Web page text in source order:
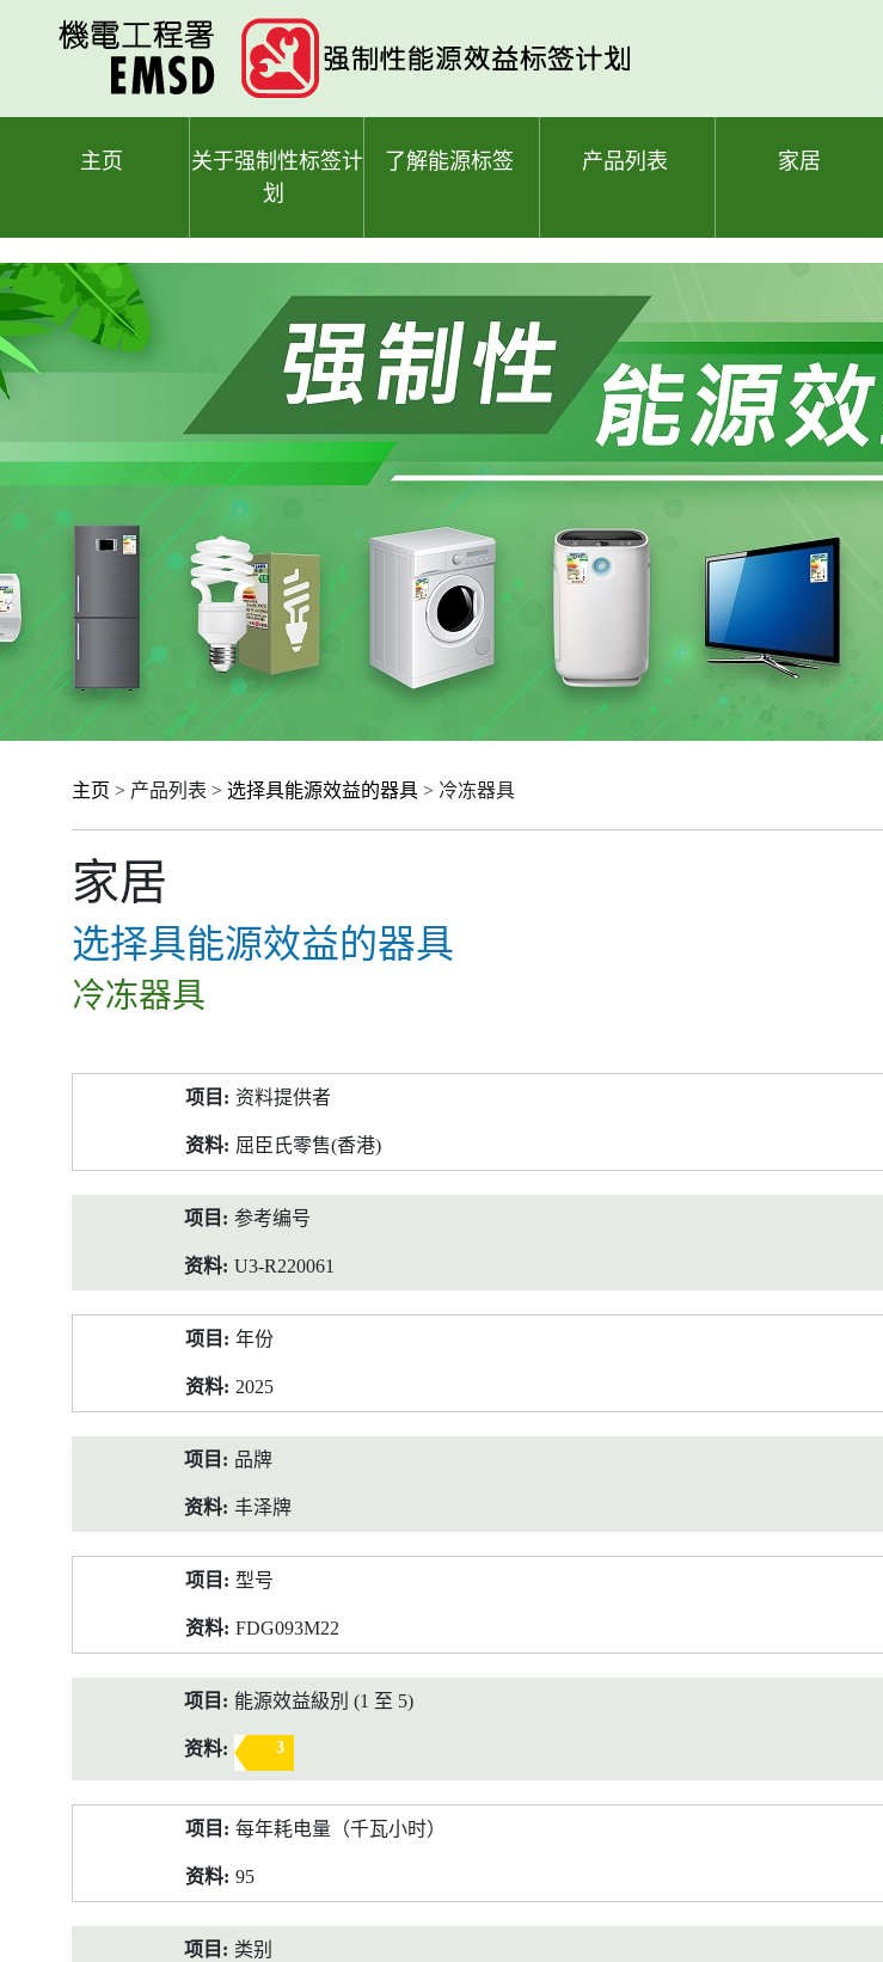
主页
关于强制性标签计
划
了解能源标签 产品列表 家居
主页 > 产品列表 > 选择具能源效益的器具 > 冷冻器具
家居
选择具能源效益的器具
冷冻器具
料
资料提供者
屈臣氏零售(香港)
参考编号
U3-R220061
年份
2025
品牌
丰泽牌
型号
FDG093M22
能源效益級別 (1 至 5)
3
每年耗电量（千瓦小时）
95
类别